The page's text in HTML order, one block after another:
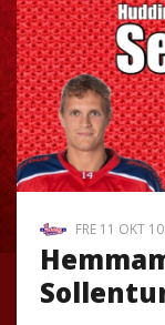
FRE 11 OKT